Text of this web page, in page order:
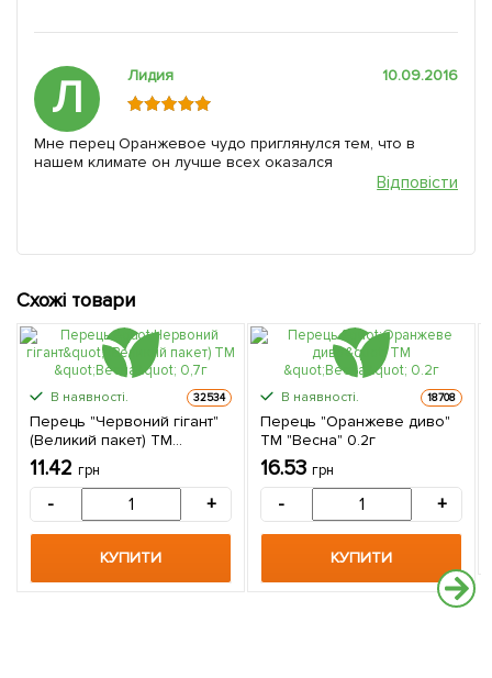
Л Лидия 10.09.2016
Мне перец Оранжевое чудо приглянулся тем, что в
нашем климате он лучше всех оказался
Відповісти
Схожі товари
В наявності. 32534
Перець "Червоний гігант"
(Великий пакет) ТМ
"Весна" 0,7г
11.42 грн
- +
КУПИТИ
В наявності. 18708
Перець "Оранжеве диво"
ТМ "Весна" 0.2г
16.53 грн
- +
КУПИТИ